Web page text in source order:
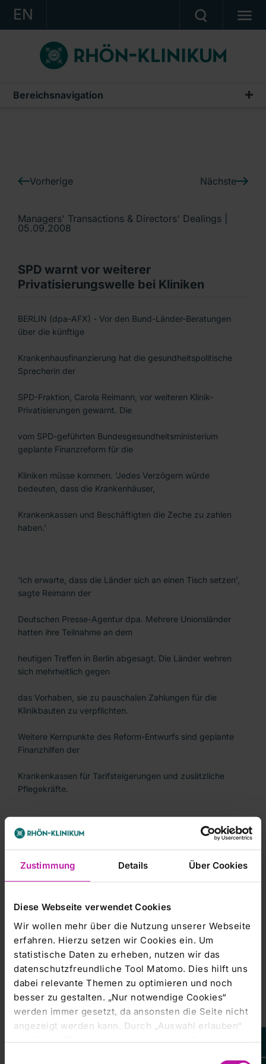
Zustimmung Details Über Cookies
Diese Webseite verwendet Cookies
Wir wollen mehr über die Nutzung unserer Webseite
erfahren. Hierzu setzen wir Cookies ein. Um
statistische Daten zu erheben, nutzen wir das
datenschutzfreundliche Tool Matomo. Dies hilft uns
dabei relevante Themen zu optimieren und noch
besser zu gestalten. „Nur notwendige Cookies“
werden immer gesetzt, da ansonsten die Seite nicht
angezeigt werden kann. Durch „Auswahl erlauben“
bestätigen Sie entsprechend ausgewählte
EN
KONZERN
KLINIKEN
KARRIERE
Ein Unternehmen der RHÖN-KLINIKUM AG
Bereichsnavigation
IR-News
Vorherige Nächste
Managers' Transactions & Directors' Dealings |
05.09.2008
SPD warnt vor weiterer
Privatisierungswelle bei Kliniken
BERLIN (dpa-AFX) - Vor den Bund-Länder-Beratungen
über die künftige
Krankenhausfinanzierung hat die gesundheitspolitische
Sprecherin der
SPD-Fraktion, Carola Reimann, vor weiteren Klinik-
Privatisierungen gewarnt. Die
vom SPD-geführten Bundesgesundheitsministerium
geplante Finanzreform für die
Kliniken müsse kommen. 'Jedes Verzögern würde
bedeuten, dass die Krankenhäuser,
Krankenkassen und Beschäftigten die Zeche zu zahlen
haben.'
'Ich erwarte, dass die Länder sich an einen Tisch setzen',
sagte Reimann der
Deutschen Presse-Agentur dpa. Mehrere Unionsländer
hatten ihre Teilnahme an dem
heutigen Treffen in Berlin abgesagt. Die Länder wehren
sich mehrheitlich gegen
das Vorhaben, sie zu pauschalen Zahlungen für die
Klinikbauten zu verpflichten.
Weitere Kernpunkte des Reform-Entwurfs sind geplante
Finanzhilfen der
Krankenkassen für Tarifsteigerungen und zusätzliche
Pflegekräfte.
Ohne baldige Einigung 'treibt man die Krankenhäuser in die
Privaten', sagte Reimann. Öffentlich und kirchlich
Krankenhäuser warnen, dass
ohne schnelle Finanzhilfe 20.000 Arbeitsplätze gefährdet
seien, weil die
Tarifsteigerungen nicht bezahlt werden könnten.